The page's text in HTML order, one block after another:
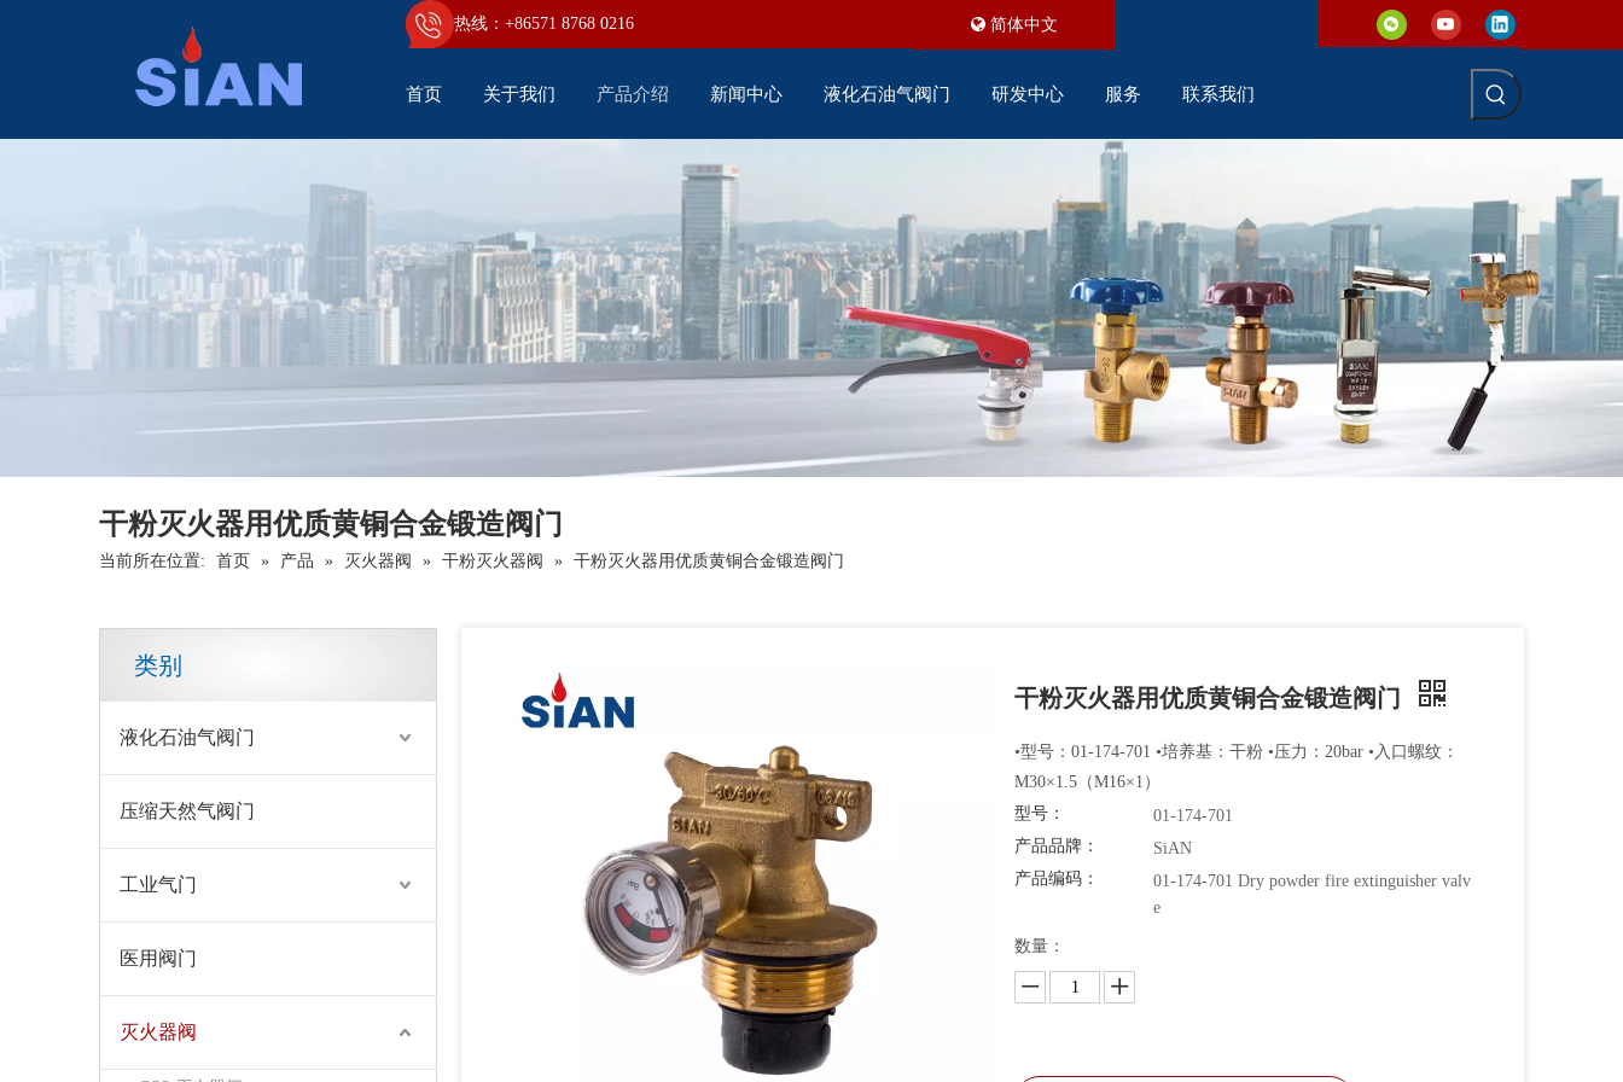
热线：+86571 8768 0216 简体中文
首页 关于我们 产品介绍 新闻中心 液化石油气阀门 研发中心 服务 联系我们
干粉灭火器用优质黄铜合金锻造阀门
当前所在位置: 首页 » 产品 » 灭火器阀 » 干粉灭火器阀 » 干粉灭火器用优质黄铜合金锻造阀门
类别
液化石油气阀门
压缩天然气阀门
工业气门
医用阀门
灭火器阀
带 CE 认证的干粉灭火器铜合金阀的灭火器阀
高品质铝合金阀门干粉灭火器阀门
干粉灭火器用优质黄铜合金锻造阀门
•型号：01-174-701 •培养基：干粉 •压力：20bar •入口螺纹：
M30×1.5（M16×1）
型号：
01-174-701
产品品牌：
SiAN
产品编码：
01-174-701 Dry powder fire extinguisher valv
e
数量：